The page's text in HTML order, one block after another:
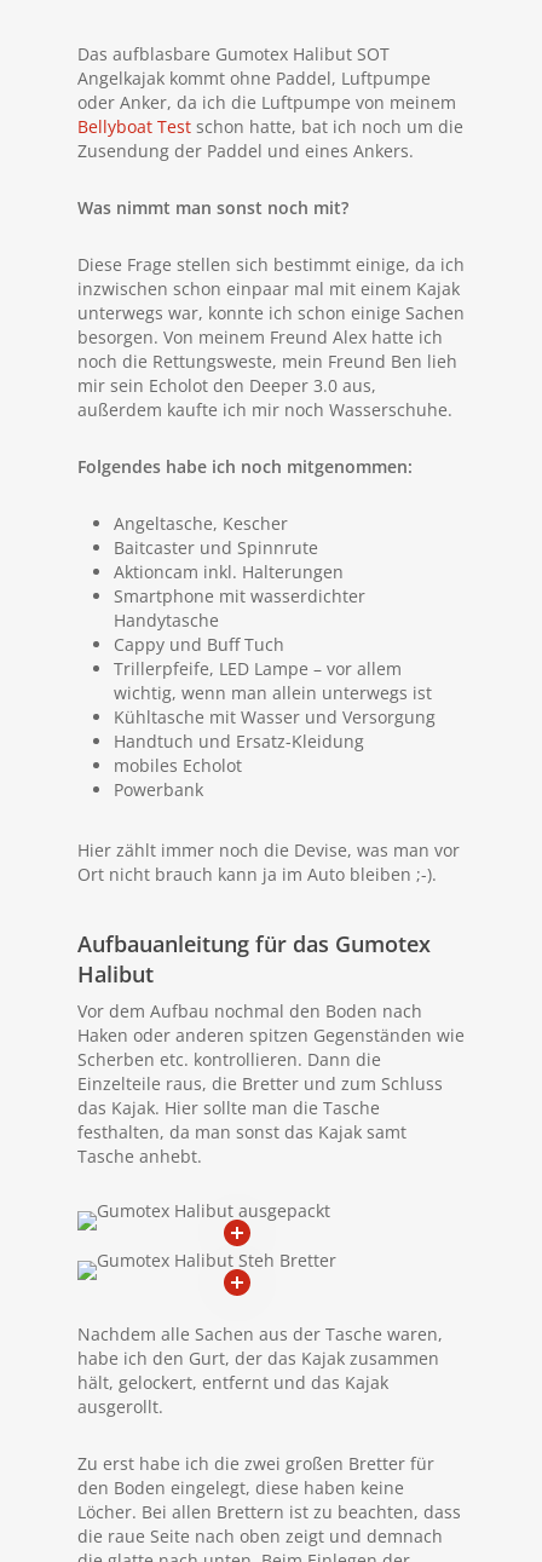
Das aufblasbare Gumotex Halibut SOT
Angelkajak kommt ohne Paddel, Luftpumpe
oder Anker, da ich die Luftpumpe von meinem
Bellyboat Test schon hatte, bat ich noch um die
Zusendung der Paddel und eines Ankers.
Was nimmt man sonst noch mit?
Diese Frage stellen sich bestimmt einige, da ich
inzwischen schon einpaar mal mit einem Kajak
unterwegs war, konnte ich schon einige Sachen
besorgen. Von meinem Freund Alex hatte ich
noch die Rettungsweste, mein Freund Ben lieh
mir sein Echolot den Deeper 3.0 aus,
außerdem kaufte ich mir noch Wasserschuhe.
Folgendes habe ich noch mitgenommen:
Angeltasche, Kescher
Baitcaster und Spinnrute
Aktioncam inkl. Halterungen
Smartphone mit wasserdichter
Handytasche
Cappy und Buff Tuch
Trillerpfeife, LED Lampe – vor allem
wichtig, wenn man allein unterwegs ist
Kühltasche mit Wasser und Versorgung
Handtuch und Ersatz-Kleidung
mobiles Echolot
Powerbank
Hier zählt immer noch die Devise, was man vor
Ort nicht brauch kann ja im Auto bleiben ;-).
Aufbauanleitung für das Gumotex
Halibut
Vor dem Aufbau nochmal den Boden nach
Haken oder anderen spitzen Gegenständen wie
Scherben etc. kontrollieren. Dann die
Einzelteile raus, die Bretter und zum Schluss
das Kajak. Hier sollte man die Tasche
festhalten, da man sonst das Kajak samt
Tasche anhebt.
Nachdem alle Sachen aus der Tasche waren,
habe ich den Gurt, der das Kajak zusammen
hält, gelockert, entfernt und das Kajak
ausgerollt.
Zu erst habe ich die zwei großen Bretter für
den Boden eingelegt, diese haben keine
Löcher. Bei allen Brettern ist zu beachten, dass
die raue Seite nach oben zeigt und demnach